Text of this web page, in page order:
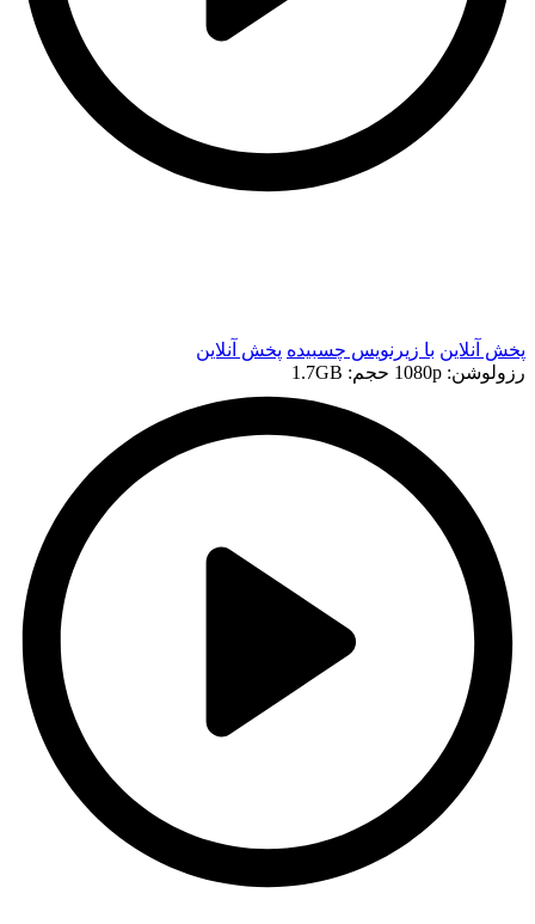
پخش آنلاین با زیرنویس چسبیده پخش آنلاین
رزولوشن: 1080p
حجم: 1.7GB